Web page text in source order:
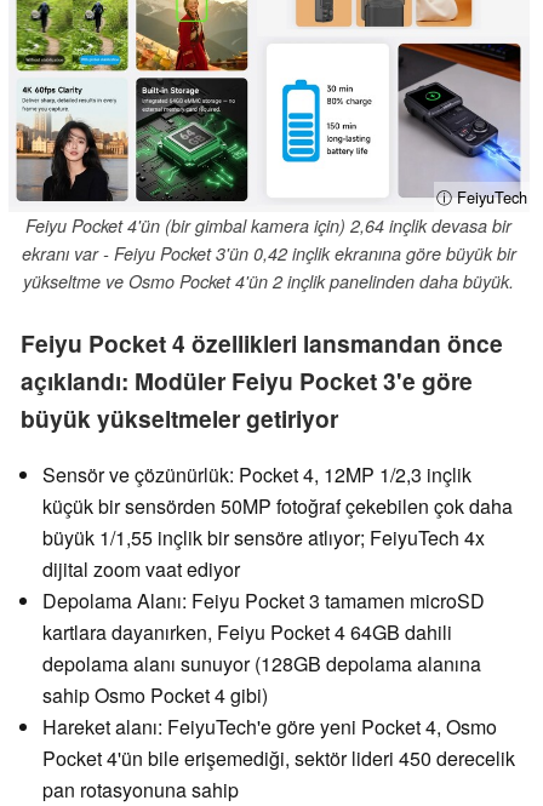
ⓘ FeiyuTech
Feiyu Pocket 4'ün (bir gimbal kamera için) 2,64 inçlik devasa bir
ekranı var - Feiyu Pocket 3'ün 0,42 inçlik ekranına göre büyük bir
yükseltme ve Osmo Pocket 4'ün 2 inçlik panelinden daha büyük.
Feiyu Pocket 4 özellikleri lansmandan önce
açıklandı: Modüler Feiyu Pocket 3'e göre
büyük yükseltmeler getiriyor
Sensör ve çözünürlük: Pocket 4, 12MP 1/2,3 inçlik
küçük bir sensörden 50MP fotoğraf çekebilen çok daha
büyük 1/1,55 inçlik bir sensöre atlıyor; FeiyuTech 4x
dijital zoom vaat ediyor
Depolama Alanı: Feiyu Pocket 3 tamamen microSD
kartlara dayanırken, Feiyu Pocket 4 64GB dahili
depolama alanı sunuyor (128GB depolama alanına
sahip Osmo Pocket 4 gibi)
Hareket alanı: FeiyuTech'e göre yeni Pocket 4, Osmo
Pocket 4'ün bile erişemediği, sektör lideri 450 derecelik
pan rotasyonuna sahip